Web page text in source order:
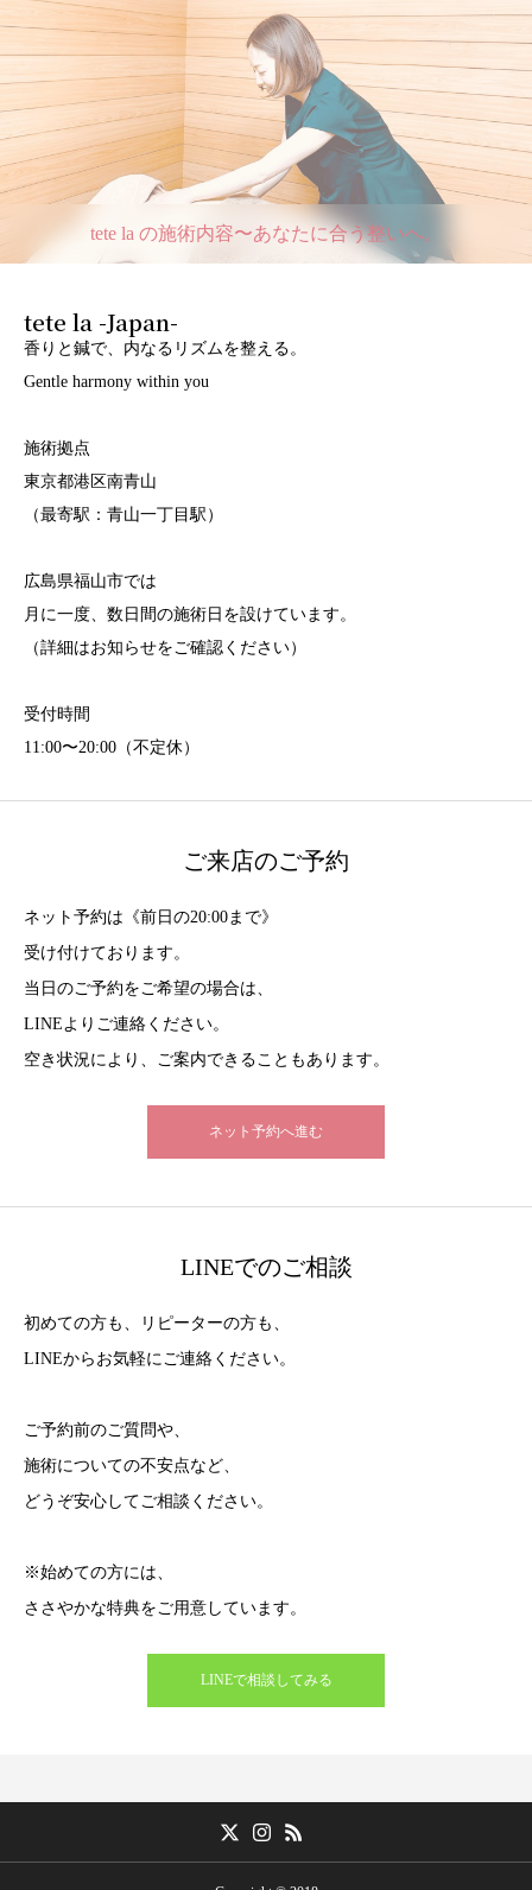
tete la の施術内容〜あなたに合う整いへ。
tete la -Japan-
香りと鍼で、内なるリズムを整える。
Gentle harmony within you
施術拠点
東京都港区南青山
（最寄駅：青山一丁目駅）
広島県福山市では
月に一度、数日間の施術日を設けています。
（詳細はお知らせをご確認ください）
受付時間
11:00〜20:00（不定休）
ご来店のご予約
ネット予約は《前日の20:00まで》
受け付けております。
当日のご予約をご希望の場合は、
LINEよりご連絡ください。
空き状況により、ご案内できることもあります。
ネット予約へ進む
LINEでのご相談
初めての方も、リピーターの方も、
LINEからお気軽にご連絡ください。
ご予約前のご質問や、
施術についての不安点など、
どうぞ安心してご相談ください。
※始めての方には、
ささやかな特典をご用意しています。
LINEで相談してみる